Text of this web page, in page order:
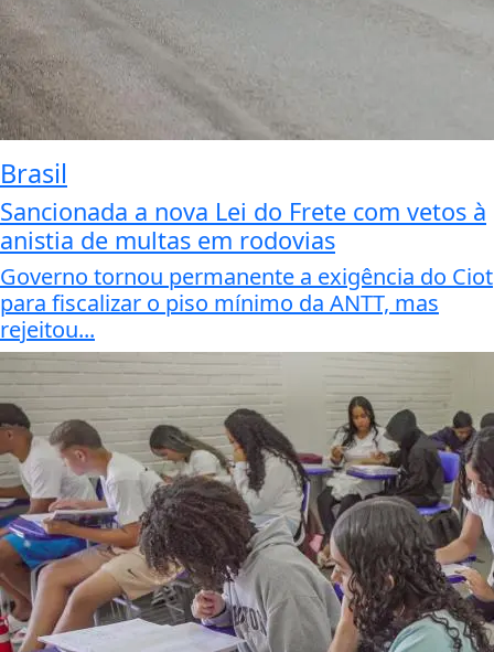
Brasil
Sancionada a nova Lei do Frete com vetos à
anistia de multas em rodovias
Governo tornou permanente a exigência do Ciot
para fiscalizar o piso mínimo da ANTT, mas
rejeitou...